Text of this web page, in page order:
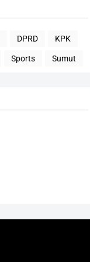
DPRD KPK
Sports Sumut